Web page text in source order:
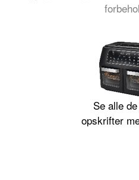
Se alle
opskrifter